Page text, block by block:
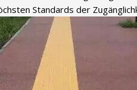
Standards der